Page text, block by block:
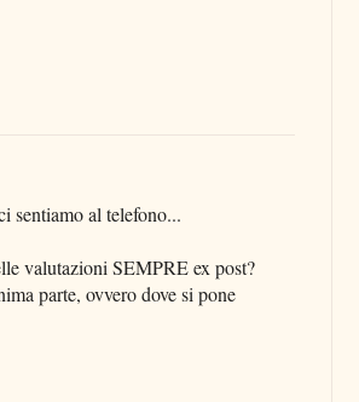
sentiamo al telefono...
valutazioni SEMPRE ex post?
parte, ovvero dove si pone